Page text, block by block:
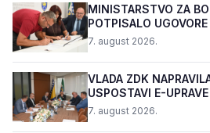
MINISTARSTVO ZA
POTPISALO
PROGRAMA "BIZNIS
7. august 2026.
VLADA ZDK
USPOSTAVI E-UPRAVE
7. august 2026.